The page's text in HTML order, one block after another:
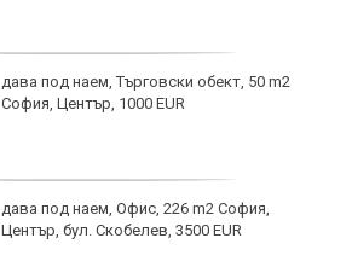
дава под наем, Търговски обект, 50 m2
София, Център, 1000 EUR
дава под наем, Офис, 226 m2 София,
Център, бул. Скобелев, 3500 EUR